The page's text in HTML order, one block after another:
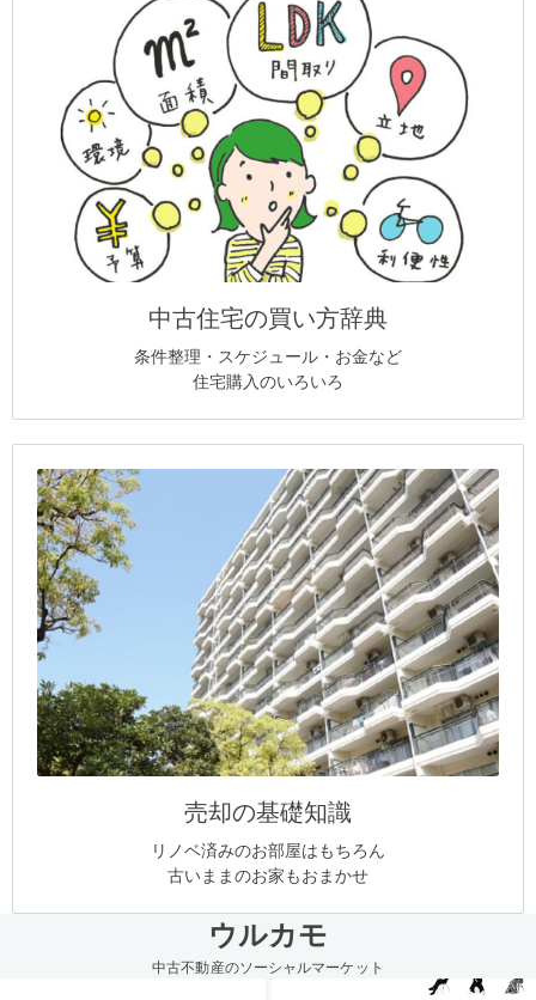
中古住宅の買い方辞典
条件整理・スケジュール・お金など
住宅購入のいろいろ
売却の基礎知識
リノベ済みのお部屋はもちろん
古いままのお家もおまかせ
ウルカモ
中古不動産のソーシャルマーケット